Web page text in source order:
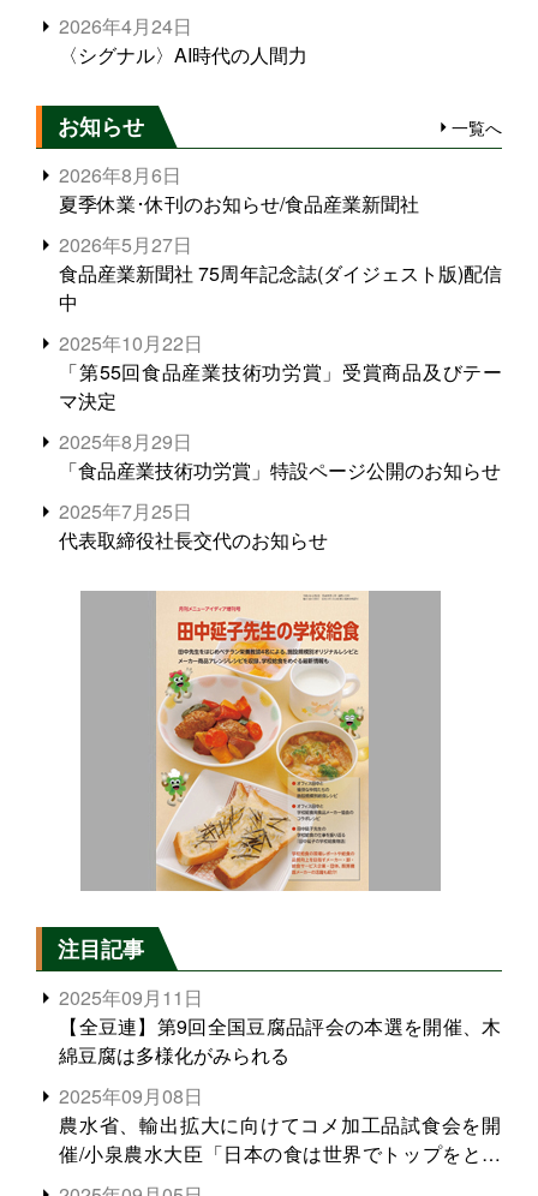
2026年4月24日
〈シグナル〉AI時代の人間力
お知らせ 一覧へ
2026年8月6日
夏季休業･休刊のお知らせ/食品産業新聞社
2026年5月27日
食品産業新聞社 75周年記念誌(ダイジェスト版)配信
中
2025年10月22日
「第55回食品産業技術功労賞」受賞商品及びテー
マ決定
2025年8月29日
「食品産業技術功労賞」特設ページ公開のお知らせ
2025年7月25日
代表取締役社長交代のお知らせ
注目記事
2025年09月11日
【全豆連】第9回全国豆腐品評会の本選を開催、木
綿豆腐は多様化がみられる
2025年09月08日
農水省、輸出拡大に向けてコメ加工品試食会を開
催/小泉農水大臣「日本の食は世界でトップをとれ
る。米増産に向けて、米輸出需要の拡大を」